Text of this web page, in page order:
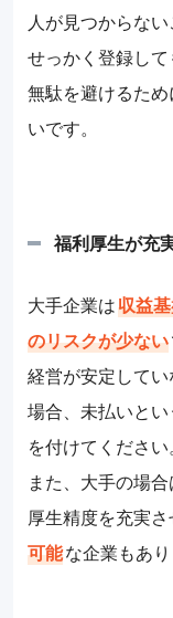
人が見つからない
せっかく登録して
無駄を避けるた
いです。
福利厚生が充
大手企業は収益
のリスクが少ない
経営が安定して
場合、未払いと
を付けてください。
また、大手の場
厚生精度を充実さ
可能な企業もあり